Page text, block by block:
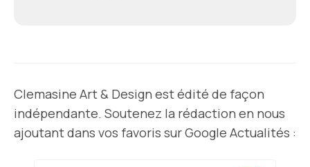
Clemasine Art & Design est édité de façon
indépendante. Soutenez la rédaction en nous
ajoutant dans vos favoris sur Google Actualités :